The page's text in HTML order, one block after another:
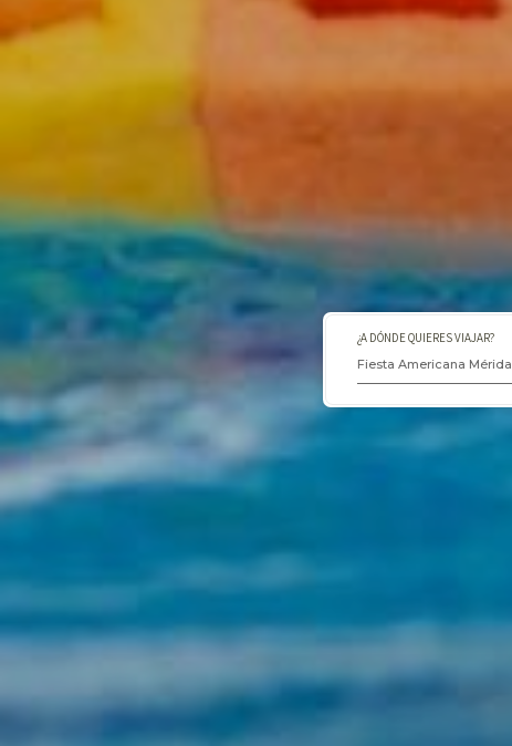
¿A DÓNDE QUIERES VIAJAR?
Fiesta Americana Mérida